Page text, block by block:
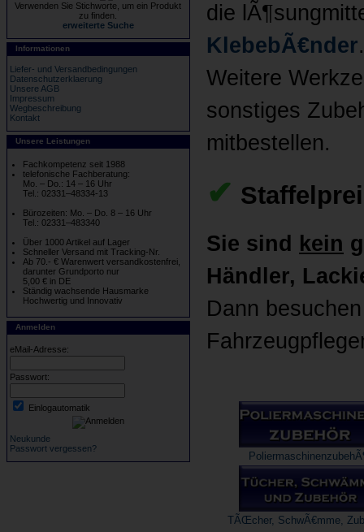
Verwenden Sie Stichworte, um ein Produkt
zu finden.
erweiterte Suche
Informationen
Liefer- und Versandbedingungen
Datenschutzerklaerung
Unsere AGB
Impressum
Wegbeschreibung
Kontakt
Unsere Leistungen
Fachkompetenz seit 1988
telefonische Fachberatung:
Mo. – Do.: 14 – 16 Uhr
Tel.: 02331–48334-13
Bürozeiten: Mo. – Do. 8 – 16 Uhr
Tel.: 02331–483340
Über 1000 Artikel auf Lager
Schneller Versand mit Tracking-Nr.
Ab 70.- € Warenwert versandkostenfrei,
darunter Grundporto nur
5,00 € in DE
Ständig wachsende Hausmarke
Hochwertig und Innovativ
Anmelden
eMail-Adresse:
Passwort:
Einlogautomatik
Neukunde
Passwort vergessen?
die
KlebebÃ€nder.
Weitere
sonstiges
mitbestellen.
✔
Sie sind kein
Händler,
Dann
TÃŒcher, SchwÃ€mme,